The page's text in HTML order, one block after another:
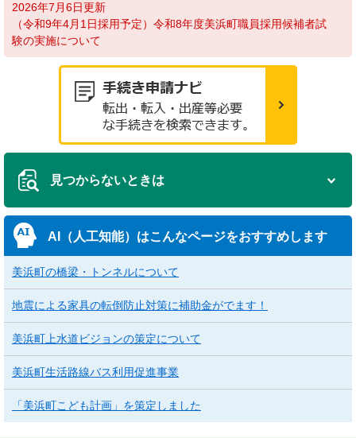
2026年7月6日更新
（令和9年4月1日採用予定）令和8年度美浜町職員採用候補者試
験の実施について
見つからないときは
AI（人工知能）はこんなページをおすすめします
美浜町の橋梁・トンネルについて
地震による家具の転倒防止対策に補助金がでます！
美浜町上水道ビジョンの策定について
美浜町生活路線バス利用促進事業
「美浜町こども計画」を策定しました